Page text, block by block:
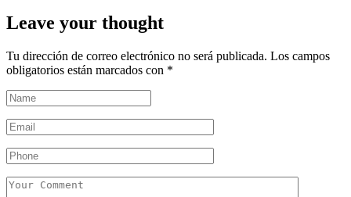
Leave your thought
Tu dirección de correo electrónico no será publicada. Los campos
obligatorios están marcados con *